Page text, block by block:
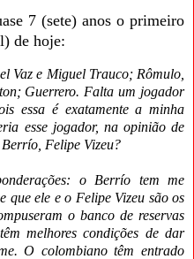
7 (sete) anos o primeiro
de hoje:
Vaz e Miguel Trauco; Rômulo,
Guerrero. Falta um jogador
essa é exatamente a minha
esse jogador, na opinião de
Felipe Vizeu?
o Berrío tem me
que ele e o Felipe Vizeu são os
o banco de reservas
melhores condições de dar
O colombiano têm entrado